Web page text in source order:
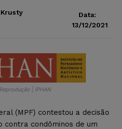
Data:
13/12/2021
| IPHAN
(MPF) contestou a decisão
contra condôminos de um